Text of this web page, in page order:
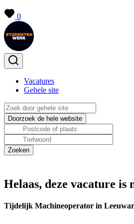
0
Vacatures
Gehele site
Helaas, deze vacature is
Tijdelijk Machineoperator in